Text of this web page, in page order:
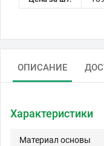
ОПИСАНИЕ
Характеристики
Материал основы